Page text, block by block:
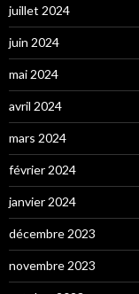
juillet 2024
juin 2024
mai 2024
avril 2024
mars 2024
février 2024
janvier 2024
décembre 2023
novembre 2023